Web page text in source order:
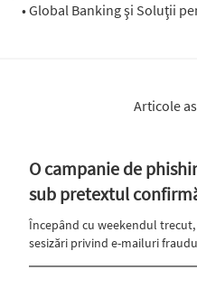
• Global Banking şi Soluţii
Articole
O campanie de
sub pretextul
Începând cu weekendul
sesizări privind e-mailuri